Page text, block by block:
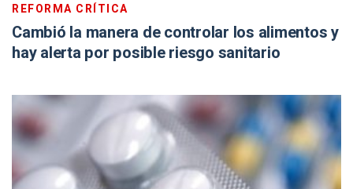
REFORMA CRÍTICA
Cambió la manera de controlar los alimentos y
hay alerta por posible riesgo sanitario